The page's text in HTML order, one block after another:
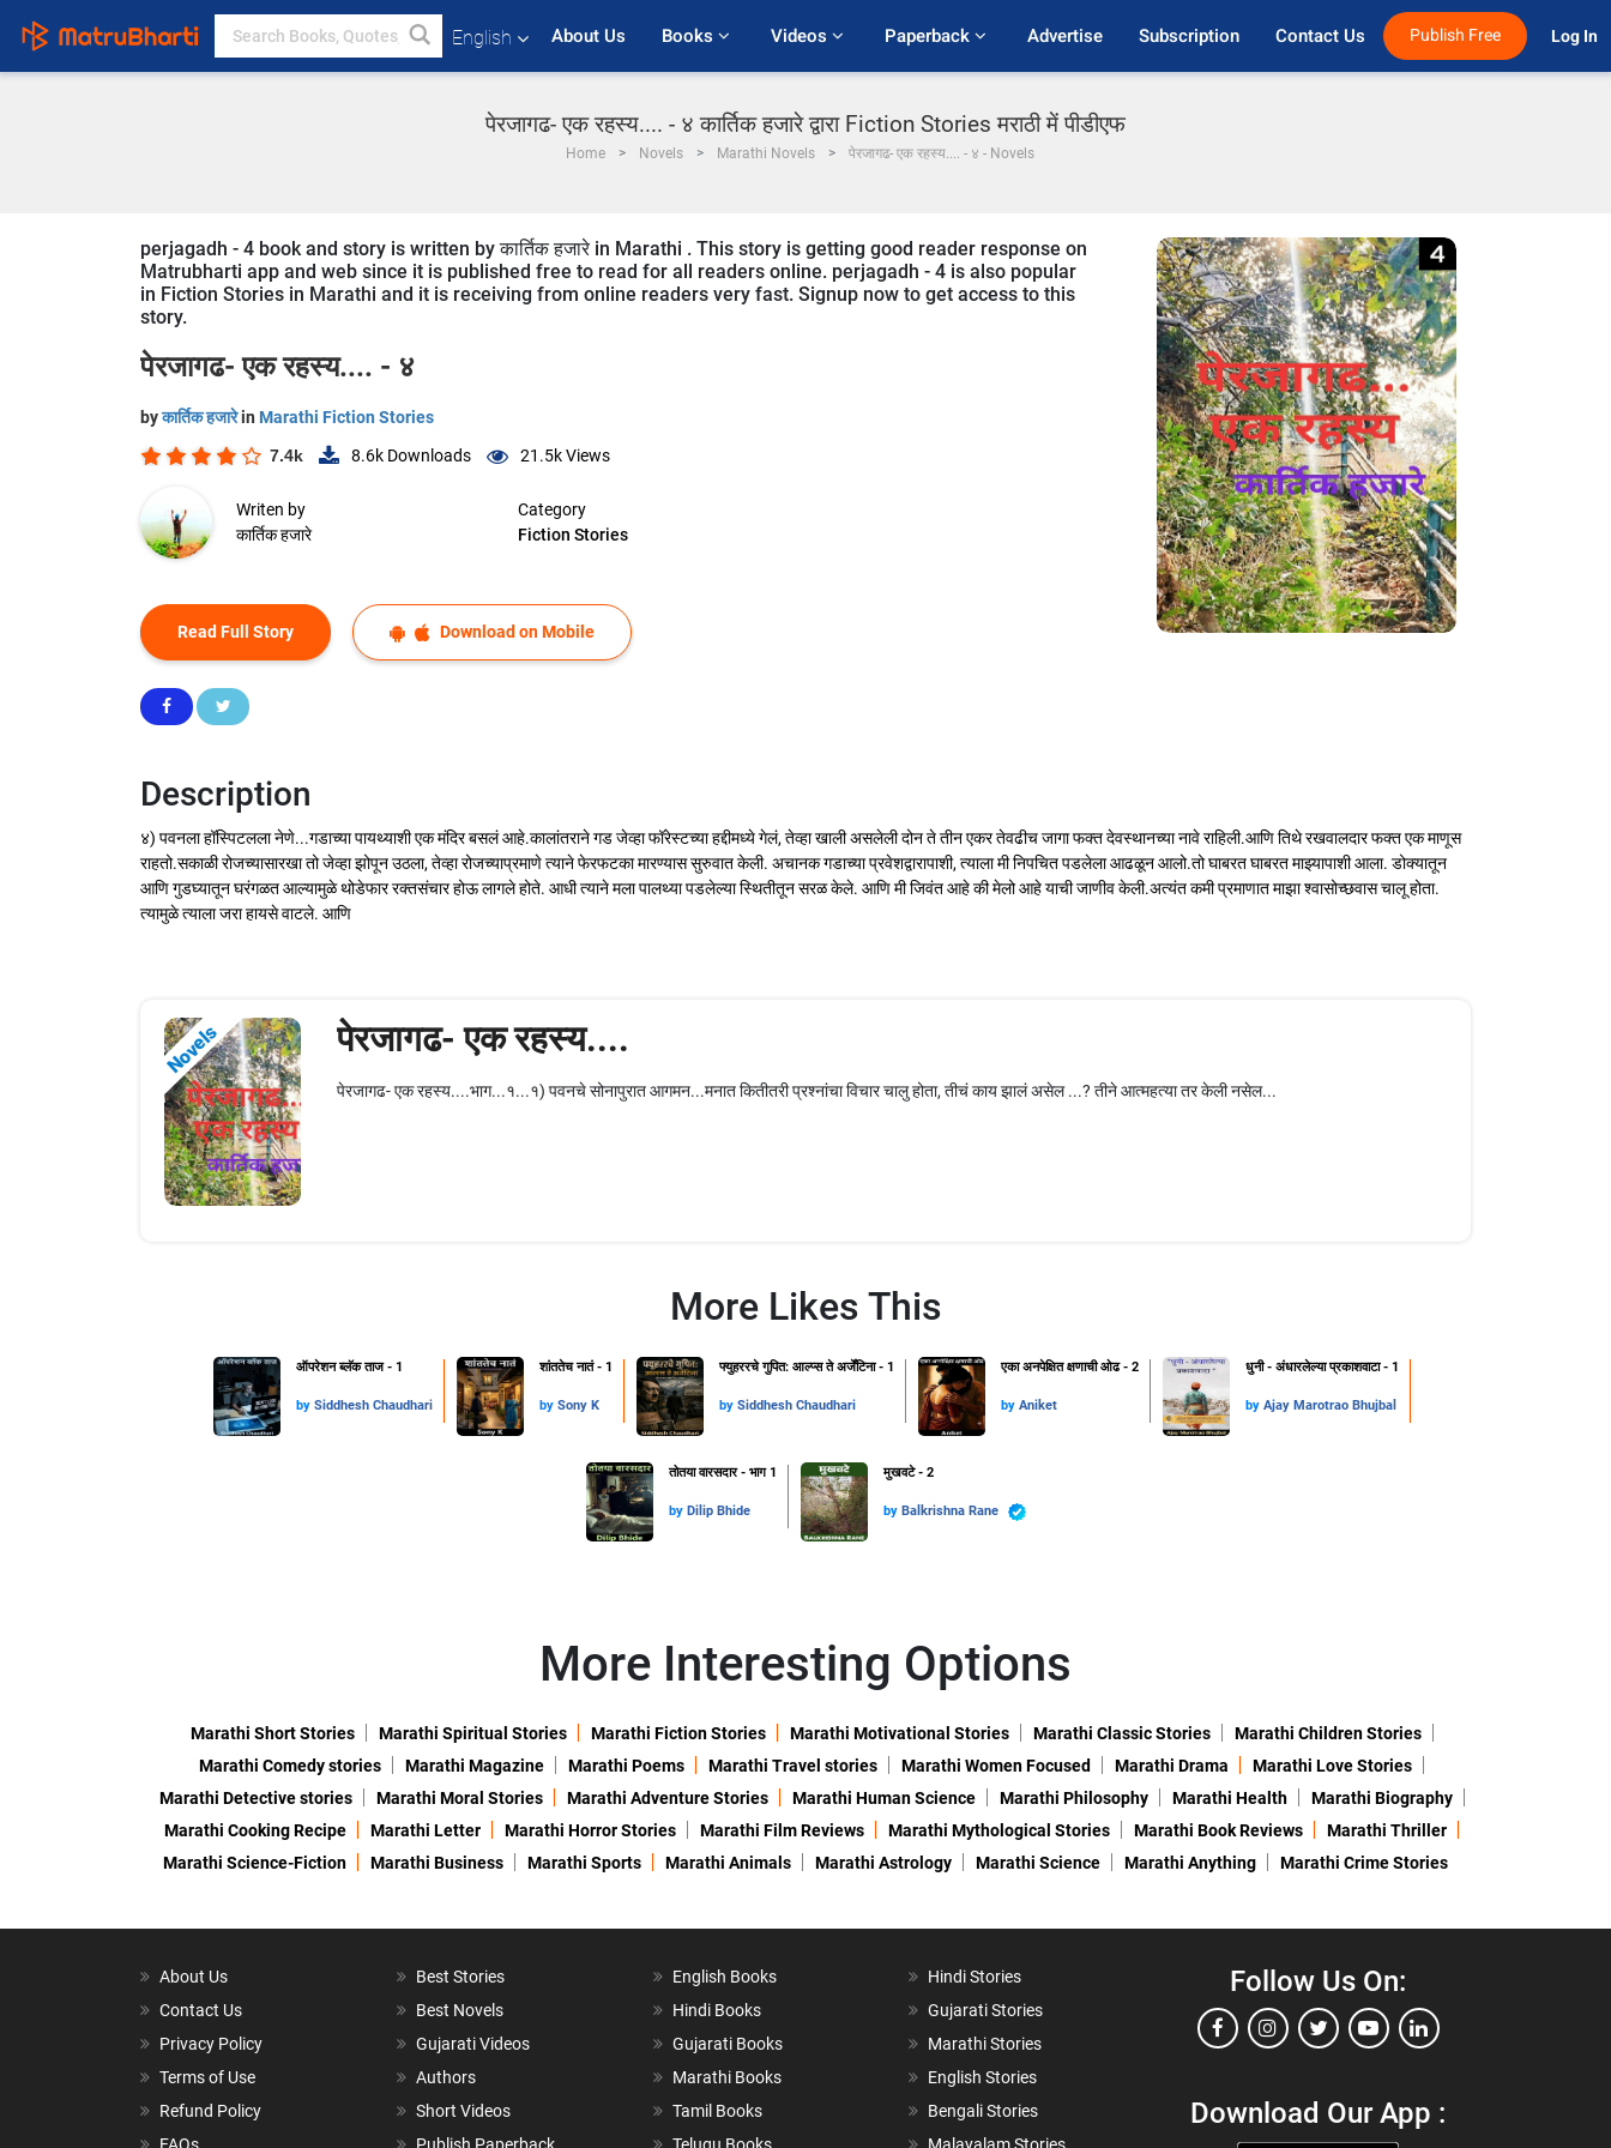
English About Us Books Videos Paperback Advertise Subscription Contact Us Publish Free Log In
पेरजागढ- एक रहस्य.... - ४ कार्तिक हजारे द्वारा Fiction Stories मराठी में पीडीएफ
Home Novels Marathi Novels पेरजागढ- एक रहस्य.... - ४ - Novels
perjagadh - 4 book and story is written by कार्तिक हजारे in Marathi . This story is getting good reader response on
Matrubharti app and web since it is published free to read for all readers online. perjagadh - 4 is also popular
in Fiction Stories in Marathi and it is receiving from online readers very fast. Signup now to get access to this
story.
पेरजागढ- एक रहस्य.... - ४
byकार्तिक हजारेin Marathi Fiction Stories
7.4k 8.6k Downloads 21.5kViews
Writen by
कार्तिक हजारे
Category
Fiction Stories
Read Full Story Download on Mobile
Description
४) पवनला हॉस्पिटलला नेणे...गडाच्या पायथ्याशी एक मंदिर बसलं आहे.कालांतराने गड जेव्हा फॉरेस्टच्या हद्दीमध्ये गेलं, तेव्हा खाली असलेली दोन ते तीन एकर तेवढीच जागा फक्त देवस्थानच्या नावे राहिली.आणि तिथे रखवालदार फक्त एक माणूस
राहतो.सकाळी रोजच्यासारखा तो जेव्हा झोपून उठला, तेव्हा रोजच्याप्रमाणे त्याने फेरफटका मारण्यास सुरुवात केली. अचानक गडाच्या प्रवेशद्वारापाशी, त्याला मी निपचित पडलेला आढळून आलो.तो घाबरत घाबरत माझ्यापाशी आला. डोक्यातून
आणि गुडघ्यातून घरंगळत आल्यामुळे थोडेफार रक्तसंचार होऊ लागले होते. आधी त्याने मला पालथ्या पडलेल्या स्थितीतून सरळ केले. आणि मी जिवंत आहे की मेलो आहे याची जाणीव केली.अत्यंत कमी प्रमाणात माझा श्वासोच्छवास चालू होता.
त्यामुळे त्याला जरा हायसे वाटले. आणि
Novels पेरजागढ- एक रहस्य....
पेरजागढ- एक रहस्य....भाग...१...१) पवनचे सोनापुरात आगमन...मनात कितीतरी प्रश्नांचा विचार चालु होता, तीचं काय झालं असेल ...? तीने आत्महत्या तर केली नसेल...
More Likes This
ऑपरेशन ब्लॅक ताज - 1
by Siddhesh Chaudhari
शांततेच नातं - 1
by Sony K
फ्युहररचे गुपित: आल्प्स ते अर्जेंटिना - 1
by Siddhesh Chaudhari
एका अनपेक्षित क्षणाची ओढ - 2
by Aniket
धुनी - अंधारलेल्या प्रकाशवाटा - 1
by Ajay Marotrao Bhujbal
तोतया वारसदार - भाग 1
by Dilip Bhide
मुखवटे - 2
by Balkrishna Rane
More Interesting Options
Marathi Short Stories Marathi Spiritual Stories Marathi Fiction Stories Marathi Motivational Stories Marathi Classic Stories
Marathi Children Stories
Marathi Comedy stories
Marathi Magazine Marathi Poems Marathi Travel stories Marathi Women Focused Marathi Drama
Marathi Love Stories
Marathi Detective stories
Marathi Moral Stories Marathi Adventure Stories Marathi Human Science Marathi Philosophy Marathi Health
Marathi Biography
Marathi Cooking Recipe
Marathi Letter Marathi Horror Stories Marathi Film Reviews Marathi Mythological Stories Marathi Book Reviews
Marathi Thriller
Marathi Science-Fiction
Marathi Business Marathi Sports Marathi Animals Marathi Astrology Marathi Science Marathi Anything Marathi Crime Stories
About Us
Contact Us
Privacy Policy
Terms of Use
Refund Policy
Best Stories
Best Novels
Gujarati Videos
Authors
Short Videos
English Books
Hindi Books
Gujarati Books
Marathi Books
Tamil Books
Hindi Stories
Gujarati Stories
Marathi Stories
English Stories
Bengali Stories
Follow Us On:
Download Our App :